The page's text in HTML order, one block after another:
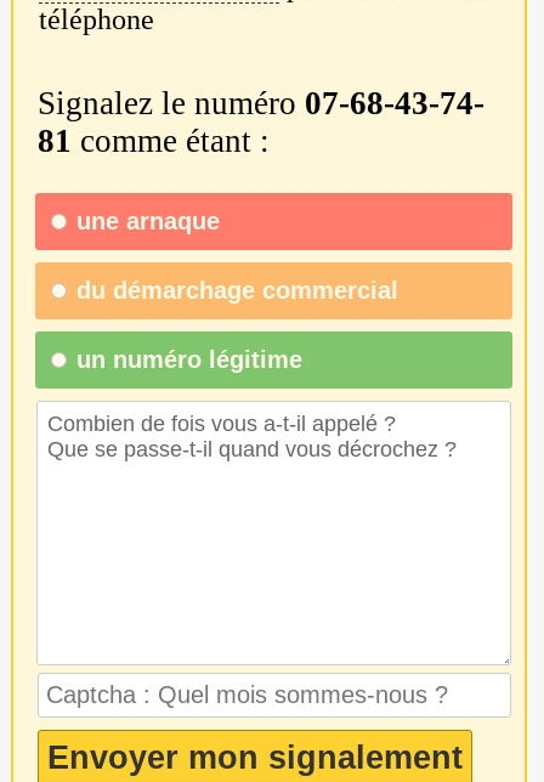
téléphone
Signalez le numéro 07-68-43-74-
81 comme étant :
une arnaque
du démarchage commercial
un numéro légitime